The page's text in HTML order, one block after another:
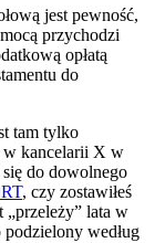
jest pewność,
przychodzi
opłatą
do
tam tylko
w kancelarii X w
do dowolnego
, czy zostawiłeś
„przeleży” lata w
według